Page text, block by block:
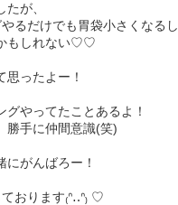
が、
るだけでも胃袋小さくなるし
もしれない♡♡
思ったよー！
グやってたことあるよ！
勝手に仲間意識(笑)
にがんばろー！
おります₍ᐢ‥ᐢ₎ ♡